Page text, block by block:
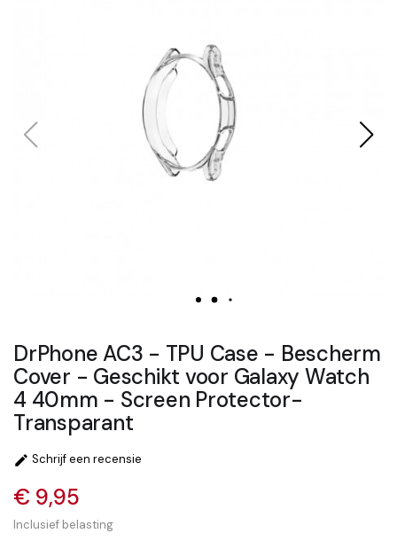
DrPhone AC3 - TPU Case - Bescherm
Cover - Geschikt voor Galaxy Watch
4 40mm - Screen Protector-
Transparant
 Schrijf een recensie
€ 9,95
Inclusief belasting